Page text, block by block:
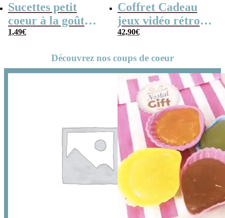
Sucettes petit
coeur à la goût
cerise x5
1,49€
Coffret Cadeau
jeux vidéo rétro
(avec sa console de
42,90€
Découvrez nos coups de coeur